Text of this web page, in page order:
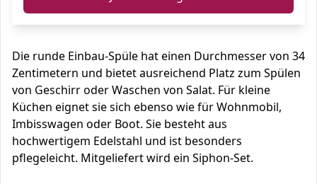
Die runde Einbau-Spüle hat einen Durchmesser von 34
Zentimetern und bietet ausreichend Platz zum Spülen
von Geschirr oder Waschen von Salat. Für kleine
Küchen eignet sie sich ebenso wie für Wohnmobil,
Imbisswagen oder Boot. Sie besteht aus
hochwertigem Edelstahl und ist besonders
pflegeleicht. Mitgeliefert wird ein Siphon-Set.